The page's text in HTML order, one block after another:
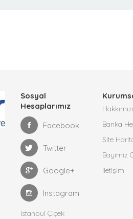
Sosyal
Hesaplarımız
Facebook
Twitter
Google+
Instagram
İstanbul Çiçek
Banka
Site
Bayimiz
İletişim